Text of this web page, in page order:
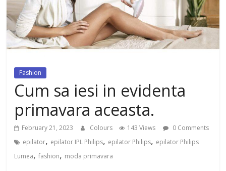
dezvoltat, cu Flexor Fitness-
dispozitiv pentru tonifiere muschi
Fashion
Cum sa iesi in evidenta
primavara aceasta.
February 21, 2023 Colours 143 Views
0 Comments
epilator, epilator IPL Philips, epilator Philips, epilator Philips
Lumea,fashion, moda primavara